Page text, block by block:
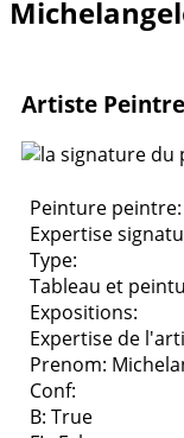
Artiste
Peinture peintre:
Expertise
Type:
Tableau et
Expositions:
Expertise de
Prenom:
Conf:
B: True